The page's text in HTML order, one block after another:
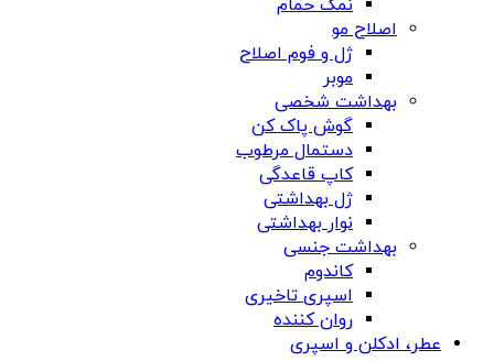
نمک حمام
اصلاح مو
ژل و فوم اصلاح
موبر
بهداشت شخصی
گوش پاک کن
دستمال مرطوب
کاپ قاعدگی
ژل بهداشتی
نوار بهداشتی
بهداشت جنسی
کاندوم
اسپری تاخیری
روان کننده
عطر، ادکلن و اسپری